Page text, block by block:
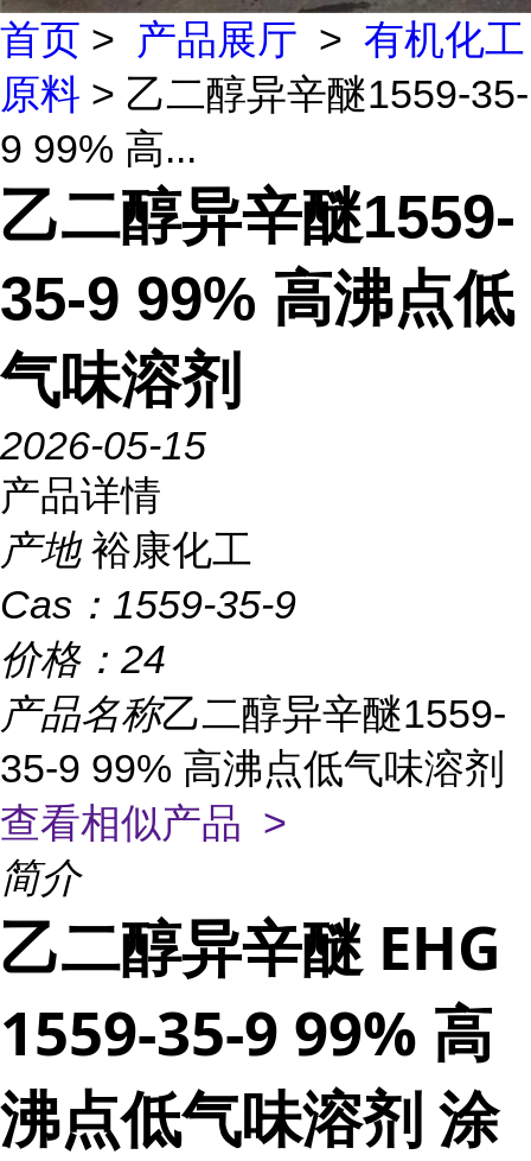
首页 > 产品展厅 > 有机化工
原料 > 乙二醇异辛醚1559-35-
9 99% 高...
乙二醇异辛醚1559-
35-9 99% 高沸点低
气味溶剂
2026-05-15
产品详情
产地 裕康化工
Cas： 1559-35-9
价格： 24
产品名称乙二醇异辛醚1559-
35-9 99% 高沸点低气味溶剂
查看相似产品 >
简介
乙二醇异辛醚 EHG
1559-35-9 99% 高
沸点低气味溶剂 涂